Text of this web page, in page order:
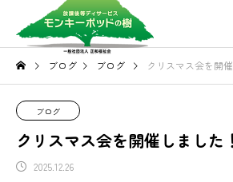
ブログ ブログ クリスマス会を開
ブログ
クリスマス会を開催しました
2025.12.26